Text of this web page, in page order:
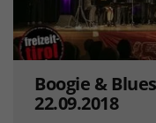
Boogie &
22.09.2018